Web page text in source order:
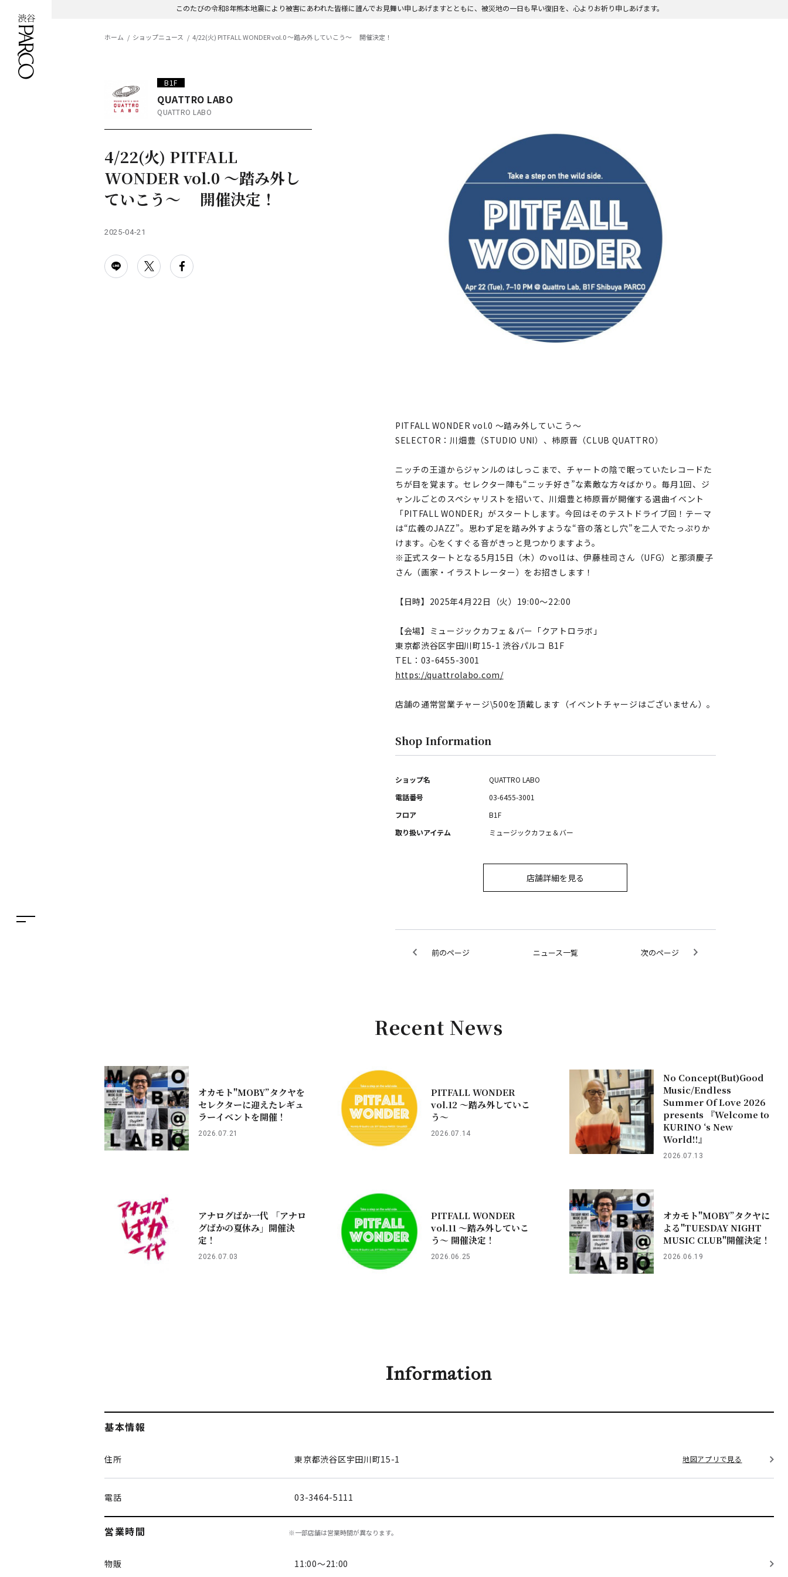
このたびの令和8年熊本地震により被害にあわれた皆様に謹んでお見舞い申しあげますとともに、被災地の一日も早い復旧を、心よりお祈り申しあげます。
ホーム ショップニュース 4/22(火) PITFALL WONDER vol.0 ～踏み外していこう〜 開催決定！
B1F
QUATTRO LABO
QUATTRO LABO
4/22(火) PITFALL
WONDER vol.0 ～踏み外し
ていこう〜 開催決定！
2025-04-21
PITFALL WONDER vol.0 ～踏み外していこう〜
SELECTOR：川畑豊（STUDIO UNI）、柿原晋（CLUB QUATTRO）
ニッチの王道からジャンルのはしっこまで、チャートの陰で眠っていたレコードた
ちが目を覚ます。セレクター陣も“ニッチ好き”な素敵な方々ばかり。毎月1回、ジ
ャンルごとのスペシャリストを招いて、川畑豊と柿原晋が開催する選曲イベント
「PITFALL WONDER」がスタートします。今回はそのテストドライブ回！テーマ
は“広義のJAZZ”。思わず足を踏み外すような“音の落とし穴”を二人でたっぷりか
けます。心をくすぐる音がきっと見つかりますよう。
※正式スタートとなる5月15日（木）のvol1は、伊藤桂司さん（UFG）と那須慶子
さん（画家・イラストレーター）をお招きします！
【日時】2025年4月22日（火）19:00～22:00
【会場】ミュージックカフェ＆バー「クアトロラボ」
東京都渋谷区宇田川町15-1 渋谷パルコ B1F
TEL：03-6455-3001
https://quattrolabo.com/
店舗の通常営業チャージ\500を頂戴します（イベントチャージはございません）。
Shop Information
ショップ名
QUATTRO LABO
電話番号
03-6455-3001
フロア
B1F
取り扱いアイテム
ミュージックカフェ＆バー
店舗詳細を見る
前のページ ニュース一覧 次のページ
Recent News
オカモト"MOBY”タクヤを
セレクターに迎えたレギュ
ラーイベントを開催！
2026.07.21
PITFALL WONDER
vol.12 ～踏み外していこ
う〜
2026.07.14
No Concept(But)Good
Music/Endless
Summer Of Love 2026
presents 『Welcome to
KURINO ‘s New
World!!』
2026.07.13
アナログばか一代 「アナロ
グばかの夏休み」開催決
定！
2026.07.03
PITFALL WONDER
vol.11 ～踏み外していこ
う〜 開催決定！
2026.06.25
オカモト"MOBY”タクヤに
よる"TUESDAY NIGHT
MUSIC CLUB"開催決定！
2026.06.19
Information
基本情報
住所 東京都渋谷区宇田川町15-1 地図アプリで見る
電話 03-3464-5111
営業時間 ※一部店舗は営業時間が異なります。
物販 11:00～21:00